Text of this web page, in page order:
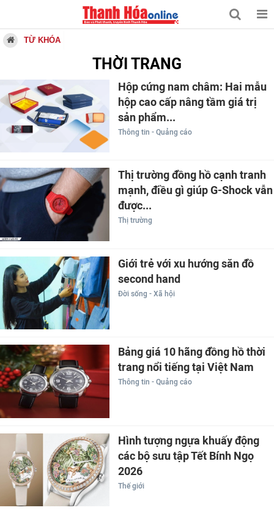
TỪ KHÓA
THỜI TRANG
Hộp cứng nam châm: Hai mẫu
hộp cao cấp nâng tầm giá trị
sản phẩm...
Thông tin - Quảng cáo
Thị trường đồng hồ cạnh tranh
mạnh, điều gì giúp G-Shock vẫn
được...
Thị trường
Giới trẻ với xu hướng săn đồ
second hand
Đời sống - Xã hội
Bảng giá 10 hãng đồng hồ thời
trang nổi tiếng tại Việt Nam
Thông tin - Quảng cáo
Hình tượng ngựa khuấy động
các bộ sưu tập Tết Bính Ngọ
2026
Thế giới